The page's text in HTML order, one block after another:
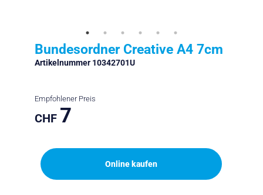
Bundesordner Creative A4 7cm
Artikelnummer 10342701U
Empfohlener Preis
CHF 7
Online kaufen